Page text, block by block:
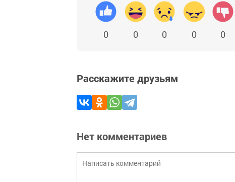
0 0 0 0 0
Расскажите друзьям
Нет комментариев